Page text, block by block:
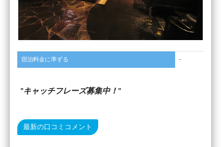
宿泊料金に準ずる -
キャッチフレーズ募集中！
最新の口コミコメント